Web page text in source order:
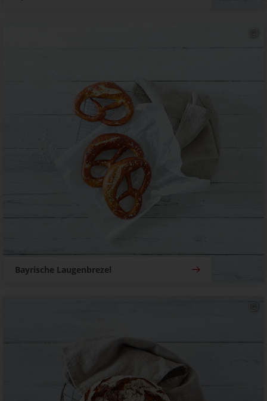
Bayrische Laugenbrezel